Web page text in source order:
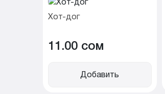
Хот-дог
11.00 cом
Добавить